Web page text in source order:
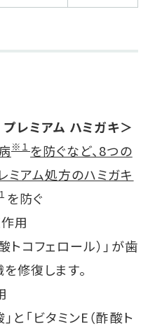
レミアム ハミガキ＞
※１ を防ぐなど、8つの
ミアム処方のハミガキ
を防ぐ
用
トコフェロール）」が歯
修復します。
と「ビタミンE（酢酸ト